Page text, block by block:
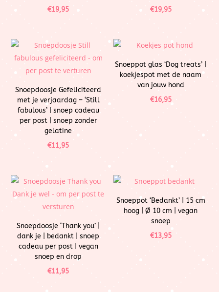
€19,95
€19,95
Snoepdoosje Gefeliciteerd
met je verjaardag – ‘Still
fabulous’ | snoep cadeau
per post | snoep zonder
gelatine
€11,95
Snoeppot glas ‘Dog treats’ |
koekjespot met de naam
van jouw hond
€16,95
Snoepdoosje ‘Thank you’ |
dank je | bedankt | snoep
cadeau per post | vegan
snoep en drop
€11,95
Snoeppot ‘Bedankt’ | 15 cm
hoog | Ø 10 cm | vegan
snoep
€13,95